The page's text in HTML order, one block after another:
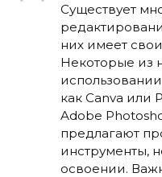
Существует
них имеет
Некоторые из
как Canva или
Adobe
предлагают
инструменты,
освоении.